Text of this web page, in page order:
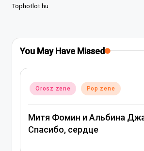
Tophotlot.hu
You May Have Missed
Posted
in
Orosz zene Pop zene
Митя Фомин и Альбина
Спасибо, сердце